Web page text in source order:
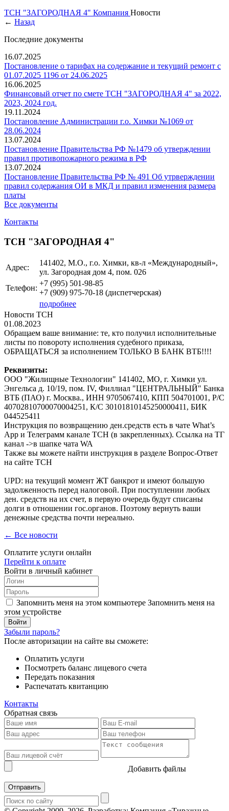
ТСН "ЗАГОРОДНАЯ 4" Компания Новости
← Назад
Последние документы
16.07.2025
Постановление о тарифах на содержание и текущий ремонт с
01.07.2025 1196 от 24.06.2025
16.06.2025
Финансовый отчет по смете ТСН "ЗАГОРОДНАЯ 4" за 2022,
2023, 2024 год.
19.11.2024
Постановление Администрации г.о. Химки №1069 от
28.06.2024
13.07.2024
Постановление Правительства РФ №1479 об утверждении
правил противопожарного режима в РФ
13.07.2024
Постановление Правительства РФ № 491 Об утрверждении
правил содержания ОИ в МКД и правил изменения размера
платы
Все документы
Контакты
ТСН "ЗАГОРОДНАЯ 4"
Адрес:
141402, М.О., г.о. Химки, кв-л «Международный»,
ул. Загородная дом 4, пом. 026
Телефон:
+7 (995) 501-98-85
+7 (909) 975-70-18 (диспетчерская)
подробнее
Новости ТСН
01.08.2023
Обращаем ваше внимание: те, кто получил исполнительные
листы по повороту исполнения судебного приказа,
ОБРАЩАТЬСЯ за исполнением ТОЛЬКО В БАНК ВТБ!!!!
Реквизиты:
ООО "Жилищные Технологии" 141402, МО, г. Химки ул.
Энгельса д. 10/19, пом. IV, Филлиал "ЦЕНТРАЛЬНЫЙ" Банка
ВТБ (ПАО) г. Москва., ИНН 9705067410, КПП 504701001, Р/С
40702810700070004251, К/С 30101810145250000411, БИК
044525411
Инструкция по возвращению ден.средств есть в чате What’s
App и Телеграмм канале ТСН (в закрепленных). Ссылка на ТГ
канал ->в шапке чата WA
Также вы можете найти инструкция в разделе Вопрос-Ответ
на сайте ТСН
UPD: на текущий момент ЖТ банкрот и имеют большую
задолженность перед налоговой. При поступлении любых
ден. средств на их счет, в первую очередь будут списаны
долги в отношении гос.органов. Поэтому вернуть ваши
денежные средства почти нереально.
← Все новости
Оплатите услуги онлайн
Перейти к оплате
Войти в личный кабинет
Запомнить меня на этом компьютере Запомнить меня на
этом устройстве
Забыли пароль?
После авторизации на сайте вы сможете:
Оплатить услуги
Посмотреть баланс лицевого счета
Передать показания
Распечатать квитанцию
Контакты
Обратная связь
Добавить файлы
Отправить